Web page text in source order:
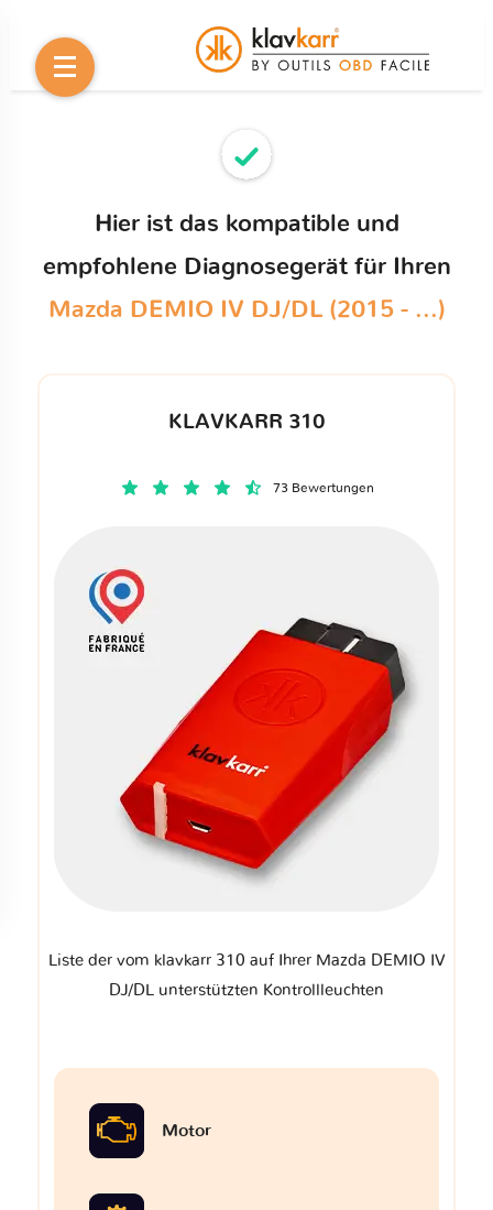
Hier ist das kompatible und
empfohlene Diagnosegerät für Ihren
Mazda DEMIO IV DJ/DL (2015 - ...)
KLAVKARR 310
73 Bewertungen
Liste der vom klavkarr 310 auf Ihrer Mazda DEMIO IV
DJ/DL unterstützten Kontrollleuchten
Motor